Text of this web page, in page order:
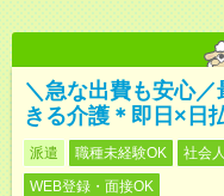
＼急な出費も安心
きる介護＊即日×日
派遣 職種未経験OK 社会
WEB登録・面接OK